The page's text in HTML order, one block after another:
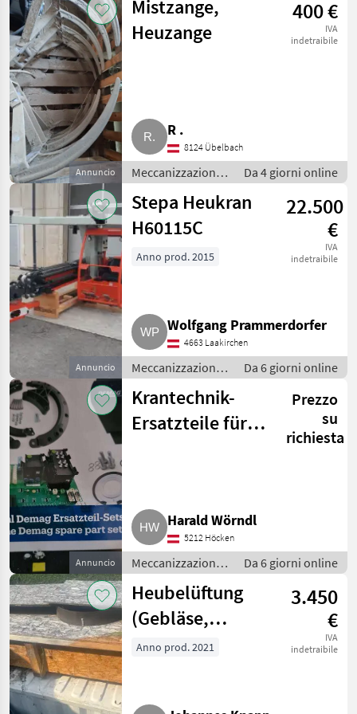
Fienagione
Annuncio
Mistzange,
Heuzange
400 €
IVA
indetraibile
R .
8124 Übelbach
Meccanizzazione
interna /
Fienagione
Da 4 giorni online
Annuncio
Stepa Heukran
H60115C
22.500
€
IVA
indetraibile
Anno prod. 2015
Wolfgang Prammerdorfer
4663 Laakirchen
Meccanizzazione
interna /
Fienagione
Da 6 giorni online
Annuncio
Krantechnik-
Ersatzteile für
Prezzo
su
richiesta
Harald Wörndl
5212 Höcken
Meccanizzazione
interna /
Fienagione
Da 6 giorni online
Heubelüftung
(Gebläse,
Ballenbelüftung,
3.450
€
IVA
indetraibile
Anno prod. 2021